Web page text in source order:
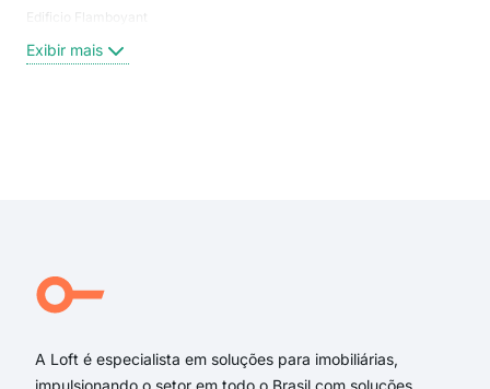
Edificio Flamboyant
Exibir mais
A Loft é especialista em soluções para imobiliárias,
impulsionando o setor em todo o Brasil com soluções